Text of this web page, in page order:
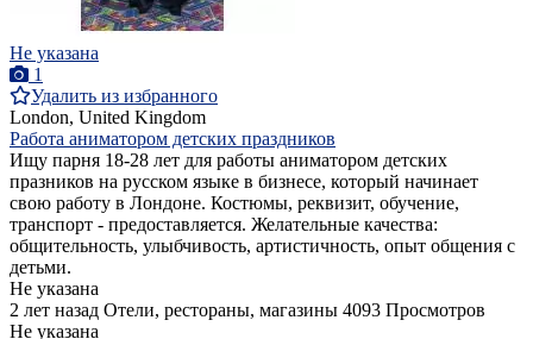
Не указана
1
Удалить из избранного
London, United Kingdom
Работа аниматором детских праздников
Ищу парня 18-28 лет для работы аниматором детских
празников на русском языке в бизнесе, который начинает
свою работу в Лондоне. Костюмы, реквизит, обучение,
транспорт - предоставляется. Желательные качества:
общительность, улыбчивость, артистичность, опыт общения с
детьми.
Не указана
2 лет назад Отели, рестораны, магазины 4093 Просмотров
Не указана